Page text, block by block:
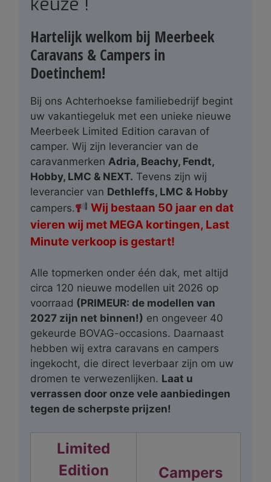
Hartelijk welkom bij Meerbeek
Caravans & Campers in
Doetinchem!
Bij ons Achterhoekse familiebedrijf begint
uw vakantiegeluk met een unieke nieuwe
Meerbeek Limited Edition caravan of
camper. Wij zijn leverancier van de
caravanmerken Adria, Beachy, Fendt,
Hobby, LMC & NEXT. Tevens zijn wij
leverancier van Dethleffs, LMC & Hobby
campers.
Wij bestaan 50 jaar en dat
vieren wij met MEGA kortingen, Last
Minute verkoop is gestart!
Alle topmerken onder één dak, met altijd
circa 120 nieuwe modellen uit 2026 op
voorraad (PRIMEUR: de modellen van
2027 zijn net binnen!) en ongeveer 40
gekeurde BOVAG-occasions. Daarnaast
hebben wij extra caravans en campers
ingekocht, die direct leverbaar zijn om uw
dromen te verwezenlijken. Laat u
verrassen door onze vele aanbiedingen
tegen de scherpste prijzen!
Limited
Edition
Campers